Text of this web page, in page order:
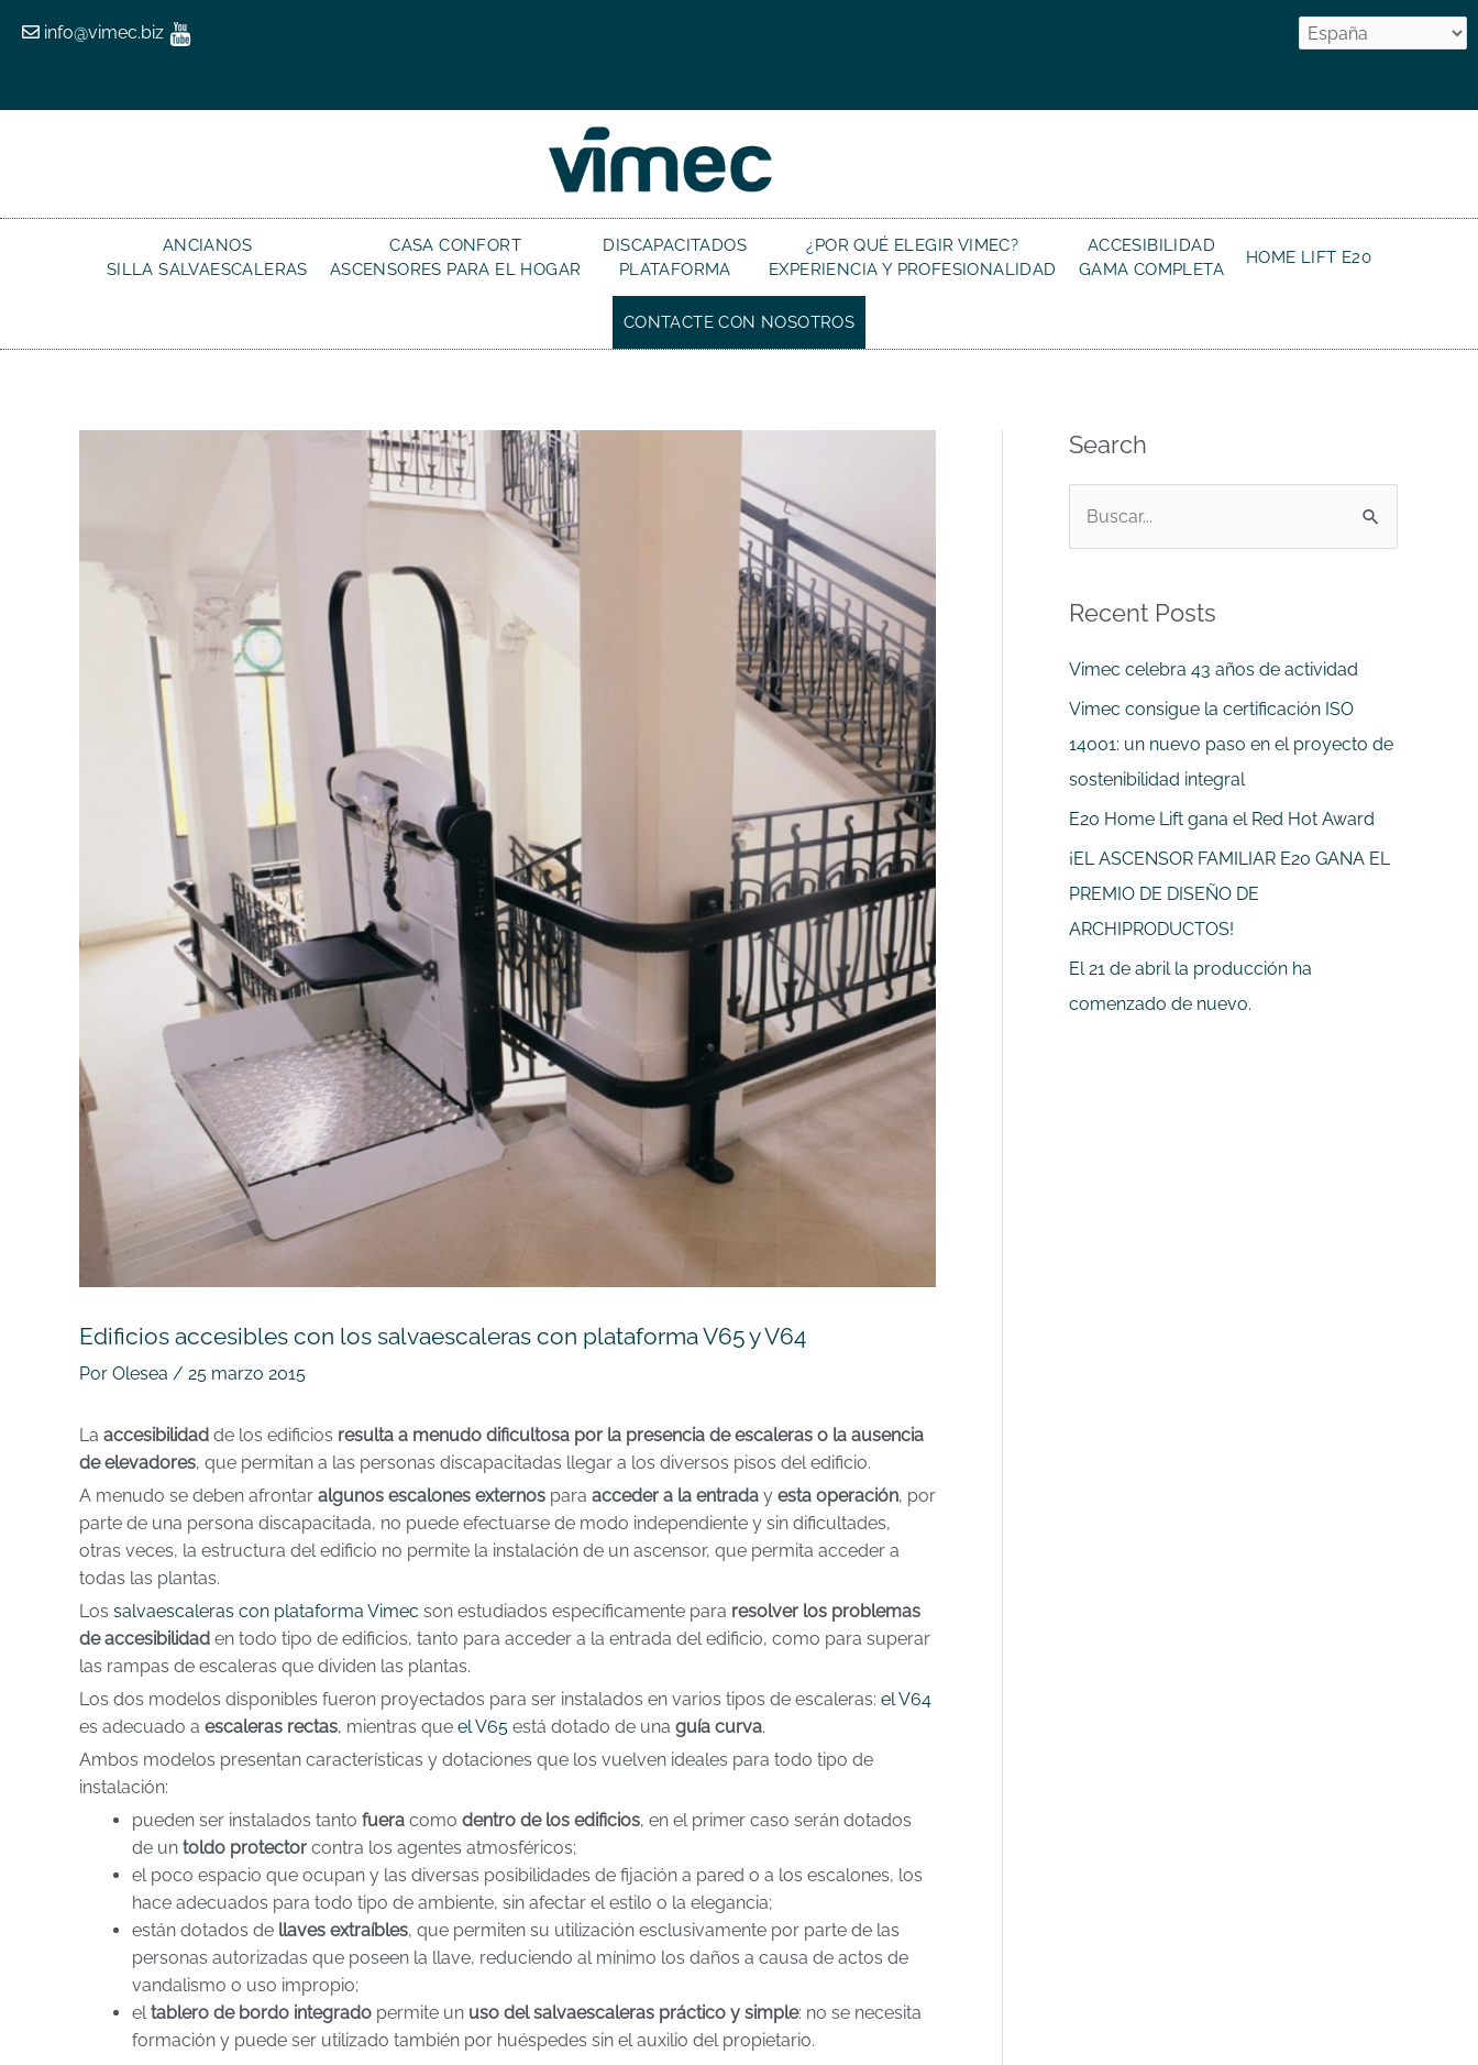
info@vimec.biz
ANCIANOS
SILLA SALVAESCALERAS
CASA CONFORT
ASCENSORES PARA EL HOGAR
DISCAPACITADOS
PLATAFORMA
¿POR QUÉ ELEGIR VIMEC?
EXPERIENCIA Y PROFESIONALIDAD
ACCESIBILIDAD
GAMA COMPLETA
HOME LIFT E20
CONTACTE CON NOSOTROS
Edificios accesibles con los salvaescaleras con plataforma V65 y V64
Por Olesea / 25 marzo 2015
La accesibilidad de los edificios resulta a menudo dificultosa por la presencia de escaleras o la ausencia
de elevadores, que permitan a las personas discapacitadas llegar a los diversos pisos del edificio.
A menudo se deben afrontar algunos escalones externos para acceder a la entrada y esta operación, por
parte de una persona discapacitada, no puede efectuarse de modo independiente y sin dificultades,
otras veces, la estructura del edificio no permite la instalación de un ascensor, que permita acceder a
todas las plantas.
Los salvaescaleras con plataforma Vimec son estudiados específicamente para resolver los problemas
de accesibilidad en todo tipo de edificios, tanto para acceder a la entrada del edificio, como para superar
las rampas de escaleras que dividen las plantas.
Los dos modelos disponibles fueron proyectados para ser instalados en varios tipos de escaleras: el V64
es adecuado a escaleras rectas, mientras que el V65 está dotado de una guía curva.
Ambos modelos presentan características y dotaciones que los vuelven ideales para todo tipo de
instalación:
pueden ser instalados tanto fuera como dentro de los edificios, en el primer caso serán dotados
de un toldo protector contra los agentes atmosféricos;
el poco espacio que ocupan y las diversas posibilidades de fijación a pared o a los escalones, los
hace adecuados para todo tipo de ambiente, sin afectar el estilo o la elegancia;
están dotados de llaves extraíbles, que permiten su utilización esclusivamente por parte de las
personas autorizadas que poseen la llave, reduciendo al mínimo los daños a causa de actos de
vandalismo o uso impropio;
eltablero de bordo integrado permite un uso del salvaescaleras práctico y simple: no se necesita
formación y puede ser utilizado también por huéspedes sin el auxilio del propietario.
Search
c
a
r
Recent Posts
Vimec celebra 43 años de actividad
Vimec consigue la certificación ISO
14001: un nuevo paso en el proyecto de
sostenibilidad integral
E20 Home Lift gana el Red Hot Award
¡EL ASCENSOR FAMILIAR E20 GANA EL
PREMIO DE DISEÑO DE
ARCHIPRODUCTOS!
El 21 de abril la producción ha
comenzado de nuevo.